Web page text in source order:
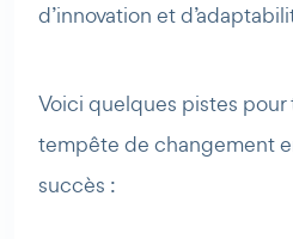
d’innovation et
Voici quelques pistes
tempête de changement
succès :